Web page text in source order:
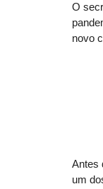
O
novo
Antes
um